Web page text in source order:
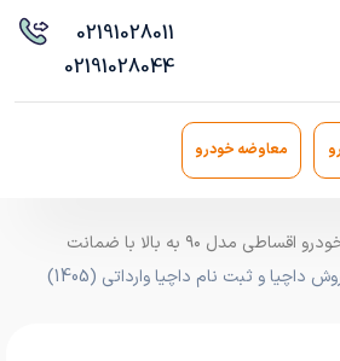
02191028011
02191028044
معاوضه خودرو
خودرو شاپ، خرید و فروش خودرو اقساطی مدل ۹۰ به بالا با ضمانت
داچیا و ثبت نام داچیا وارداتی (1405)